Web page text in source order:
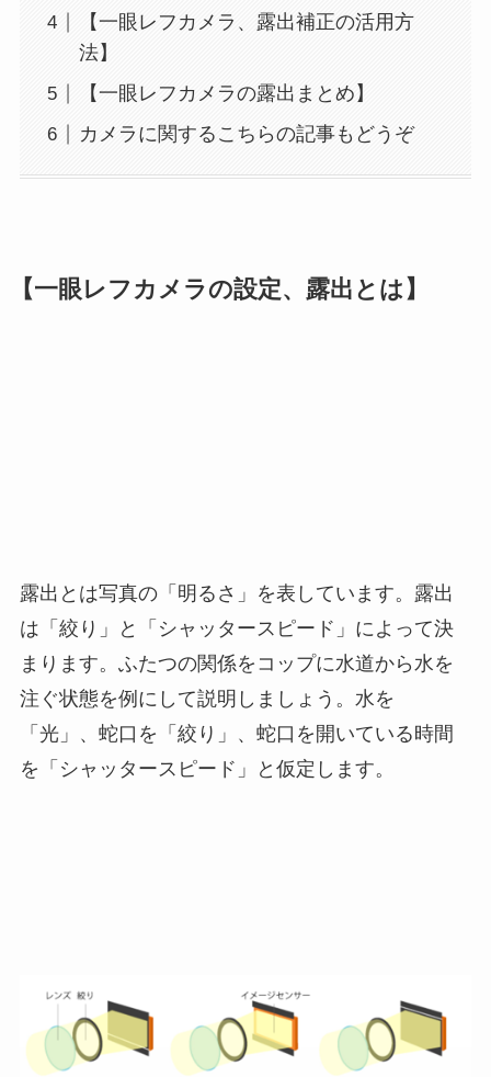
【一眼レフカメラ、露出補正の活用方
法】
【一眼レフカメラの露出まとめ】
カメラに関するこちらの記事もどうぞ
【一眼レフカメラの設定、露出とは】
露出とは写真の「明るさ」を表しています。露出
は「絞り」と「シャッタースピード」によって決
まります。ふたつの関係をコップに水道から水を
注ぐ状態を例にして説明しましょう。水を
「光」、蛇口を「絞り」、蛇口を開いている時間
を「シャッタースピード」と仮定します。